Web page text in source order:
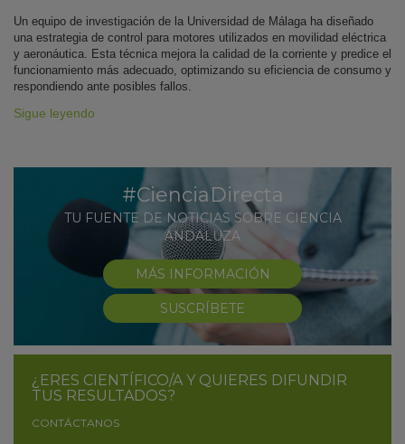
Un equipo de investigación de la Universidad de Málaga ha diseñado
una estrategia de control para motores utilizados en movilidad eléctrica
y aeronáutica. Esta técnica mejora la calidad de la corriente y predice el
funcionamiento más adecuado, optimizando su eficiencia de consumo y
respondiendo ante posibles fallos.
Sigue leyendo
#CienciaDirecta
TU FUENTE DE NOTICIAS SOBRE CIENCIA
ANDALUZA
MÁS INFORMACIÓN
SUSCRÍBETE
¿ERES CIENTÍFICO/A Y QUIERES DIFUNDIR
TUS RESULTADOS?
CONTÁCTANOS